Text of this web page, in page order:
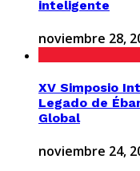
inteligente
noviembre 28,
XV Simposio
Legado de
Global
noviembre 24,